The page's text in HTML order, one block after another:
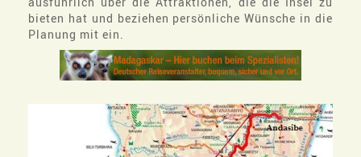
bieten hat und beziehen persönliche Wünsche in die
Planung mit ein.